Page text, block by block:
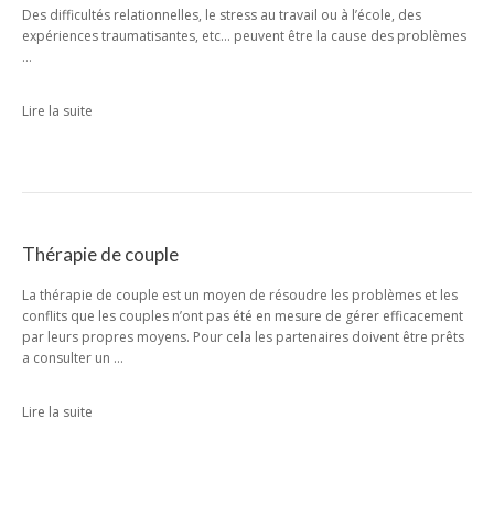
Des difficultés relationnelles, le stress au travail ou à l’école, des
expériences traumatisantes, etc… peuvent être la cause des problèmes
…
Lire la suite
Thérapie de couple
La thérapie de couple est un moyen de résoudre les problèmes et les
conflits que les couples n’ont pas été en mesure de gérer efficacement
par leurs propres moyens. Pour cela les partenaires doivent être prêts
a consulter un …
Lire la suite